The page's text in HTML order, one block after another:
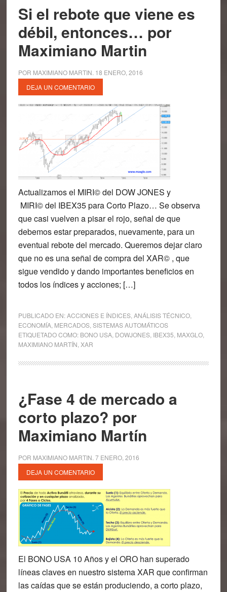
Si el rebote que viene es
débil, entonces… por
Maximiano Martin
POR MAXIMIANO MARTIN 18 ENERO, 2016
DEJA UN COMENTARIO
Actualizamos el MIRI© del DOW JONES y
MIRI© del IBEX35 para Corto Plazo… Se observa
que casi vuelven a pisar el rojo, señal de que
debemos estar preparados, nuevamente, para un
eventual rebote del mercado. Queremos dejar claro
que no es una señal de compra del XAR© , que
sigue vendido y dando importantes beneficios en
todos los índices y acciones; […]
PUBLICADO EN:ACCIONES E ÍNDICES, ANÁLISIS TÉCNICO,
ECONOMÍA, MERCADOS, SISTEMAS AUTOMÁTICOS
ETIQUETADO COMO: BONO USA, DOWJONES, IBEX35 MAXGLO,
MAXIMIANO MARTÍN XAR
¿Fase 4 de mercado a
corto plazo? por
Maximiano Martín
POR MAXIMIANO MARTIN 7 ENERO, 2016
DEJA UN COMENTARIO
El BONO USA 10 Años y el ORO han superado
líneas claves en nuestro sistema XAR que confirman
las caídas que se están produciendo, a corto plazo,